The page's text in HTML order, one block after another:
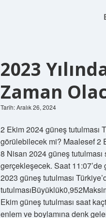
2023
Zaman
Tarih: Aralık 26, 2024
2 Ekim 2024 güneş tutulması
görülebilecek mi? Maalesef 2
8 Nisan 2024 güneş
gerçekleşecek. Saat
2023 güneş tutulması
Ekim güneş tutulması saat
enlem ve boylamına denk